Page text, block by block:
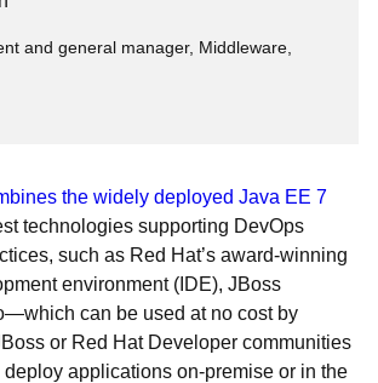
and general manager, Middleware,
the widely deployed Java EE 7
technologies supporting DevOps
such as Red Hat’s award-winning
environment (IDE), JBoss
can be used at no cost by
or Red Hat Developer communities
deploy applications on-premise or in the